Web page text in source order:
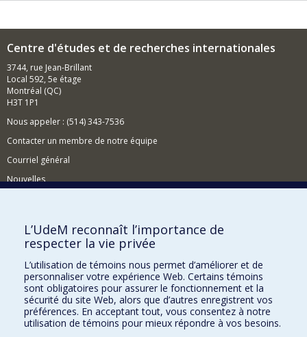
Centre d'études et de recherches internationales
3744, rue Jean-Brillant
Local 592, 5e étage
Montréal (QC)
H3T 1P1
Nous appeler : (514) 343-7536
Contacter un membre de notre équipe
Courriel général
Nouvelles
Comment soutenir le CÉRIUM?
BESOIN D'AIDE?
Plan du site
Signaler une erreur
Accessibilité
FACULTÉ DES ARTS ET DES SCIENCES
L’UdeM reconnaît l’importance de
respecter la vie privée
L’utilisation de témoins nous permet d’améliorer et de
personnaliser votre expérience Web. Certains témoins
sont obligatoires pour assurer le fonctionnement et la
sécurité du site Web, alors que d’autres enregistrent vos
préférences. En acceptant tout, vous consentez à notre
utilisation de témoins pour mieux répondre à vos besoins.